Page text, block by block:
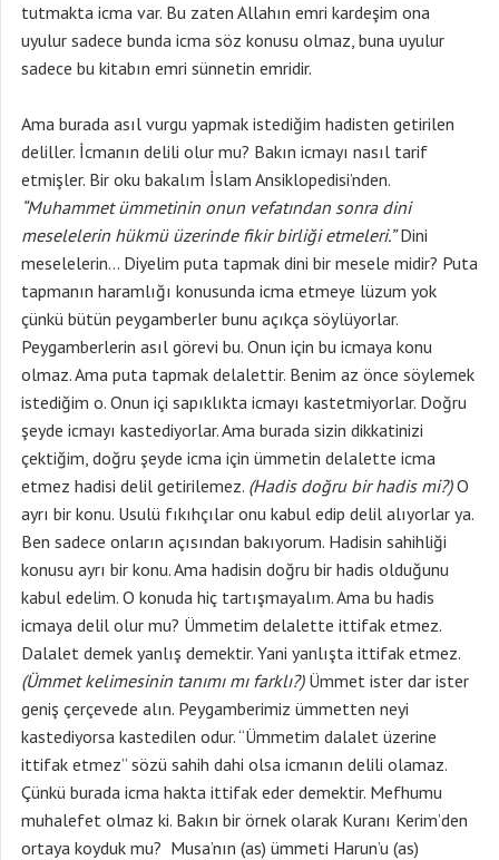
tutmakta icma var. Bu zaten Allahın emri kardeşim ona
uyulur sadece bunda icma söz konusu olmaz, buna uyulur
sadece bu kitabın emri sünnetin emridir.
Ama burada asıl vurgu yapmak istediğim hadisten getirilen
deliller. İcmanın delili olur mu? Bakın icmayı nasıl tarif
etmişler. Bir oku bakalım İslam Ansiklopedisi’nden.
“Muhammet ümmetinin onun vefatından sonra dini
meselelerin hükmü üzerinde fikir birliği etmeleri.”Dini
meselelerin… Diyelim puta tapmak dini bir mesele midir? Puta
tapmanın haramlığı konusunda icma etmeye lüzum yok
çünkü bütün peygamberler bunu açıkça söylüyorlar.
Peygamberlerin asıl görevi bu. Onun için bu icmaya konu
olmaz. Ama puta tapmak delalettir. Benim az önce söylemek
istediğim o. Onun içi sapıklıkta icmayı kastetmiyorlar. Doğru
şeyde icmayı kastediyorlar. Ama burada sizin dikkatinizi
çektiğim, doğru şeyde icma için ümmetin delalette icma
etmez hadisi delil getirilemez. (Hadis doğru bir hadis mi?)O
ayrı bir konu. Usulü fıkıhçılar onu kabul edip delil alıyorlar ya.
Ben sadece onların açısından bakıyorum. Hadisin sahihliği
konusu ayrı bir konu. Ama hadisin doğru bir hadis olduğunu
kabul edelim. O konuda hiç tartışmayalım. Ama bu hadis
icmaya delil olur mu? Ümmetim delalette ittifak etmez.
Dalalet demek yanlış demektir. Yani yanlışta ittifak etmez.
(Ümmet kelimesinin tanımı mı farklı?) Ümmet ister dar ister
geniş çerçevede alın. Peygamberimiz ümmetten neyi
kastediyorsa kastedilen odur. “Ümmetim dalalet üzerine
ittifak etmez” sözü sahih dahi olsa icmanın delili olamaz.
Çünkü burada icma hakta ittifak eder demektir. Mefhumu
muhalefet olmaz ki. Bakın bir örnek olarak Kuranı Kerim’den
ortaya koyduk mu? Musa’nın (as) ümmeti Harun’u (as)